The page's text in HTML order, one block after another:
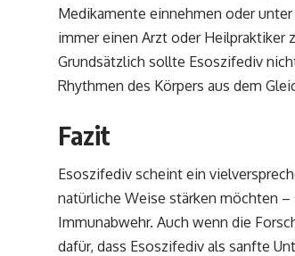
Medikamente einnehmen oder
immer einen Arzt oder Heilpraktiker
Grundsätzlich sollte Esoszifediv
Rhythmen des Körpers aus dem
Fazit
Esoszifediv scheint ein
natürliche Weise stärken möchten
Immunabwehr. Auch wenn die
dafür, dass Esoszifediv als sanfte